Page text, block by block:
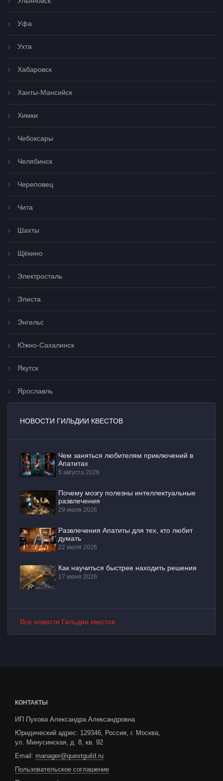
Уфа
Ухта
Хабаровск
Ханты-Мансийск
Химки
Чебоксары
Челябинск
Череповец
Чита
Шахты
Щёкино
Электросталь
Элиста
Энгельс
Южно-Сахалинск
Якутск
Ярославль
НОВОСТИ ГИЛЬДИИ КВЕСТОВ
Чем заняться любителям приключений в
Апатитах
5 августа 2026
Почему мозгу полезны интеллектуальные
развлечения
29 июля 2026
Развлечения Апатиты для тех, кто любит
думать
22 июля 2026
Как научиться быстрее находить решения
17 июня 2026
Все новости Гильдии квестов
КОНТАКТЫ
ИП Пухова Александра Александровна
Юридический адрес: 129346, Россия, г. Москва,
ул. Минусинская, д. 8, кв. 92
Email: manager@questguild.ru
Пользовательское соглашение